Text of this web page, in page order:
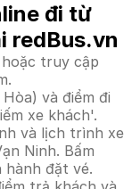
đi từ
redBus.vn
hoặc truy cập
và điểm đi
xe khách'.
và lịch trình xe
Ninh. Bấm
hành đặt vé.